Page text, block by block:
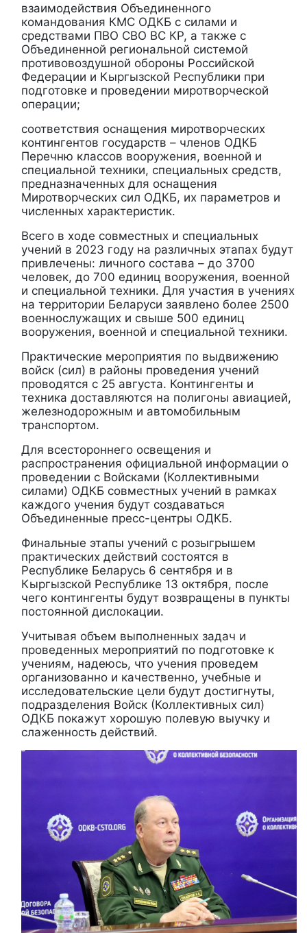
взаимодействия Объединенного
командования КМС ОДКБ с силами и
средствами ПВО СВО ВС КР, а также с
Объединенной региональной системой
противовоздушной обороны Российской
Федерации и Кыргызской Республики при
подготовке и проведении миротворческой
операции;
соответствия оснащения миротворческих
контингентов государств – членов ОДКБ
Перечню классов вооружения, военной и
специальной техники, специальных средств,
предназначенных для оснащения
Миротворческих сил ОДКБ, их параметров и
численных характеристик.
Всего в ходе совместных и специальных
учений в 2023 году на различных этапах будут
привлечены: личного состава – до 3700
человек, до 700 единиц вооружения, военной
и специальной техники. Для участия в учениях
на территории Беларуси заявлено более 2500
военнослужащих и свыше 500 единиц
вооружения, военной и специальной техники.
Практические мероприятия по выдвижению
войск (сил) в районы проведения учений
проводятся с 25 августа. Контингенты и
техника доставляются на полигоны авиацией,
железнодорожным и автомобильным
транспортом.
Для всестороннего освещения и
распространения официальной информации о
проведении с Войсками (Коллективными
силами) ОДКБ совместных учений в рамках
каждого учения будут создаваться
Объединенные пресс-центры ОДКБ.
Финальные этапы учений с розыгрышем
практических действий состоятся в
Республике Беларусь 6 сентября и в
Кыргызской Республике 13 октября, после
чего контингенты будут возвращены в пункты
постоянной дислокации.
Учитывая объем выполненных задач и
проведенных мероприятий по подготовке к
учениям, надеюсь, что учения проведем
организованно и качественно, учебные и
исследовательские цели будут достигнуты,
подразделения Войск (Коллективных сил)
ОДКБ покажут хорошую полевую выучку и
слаженность действий.